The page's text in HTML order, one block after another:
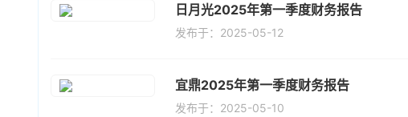
日月光2025年第一季度财务报告
发布于：2025-05-12
宜鼎2025年第一季度财务报告
发布于：2025-05-10